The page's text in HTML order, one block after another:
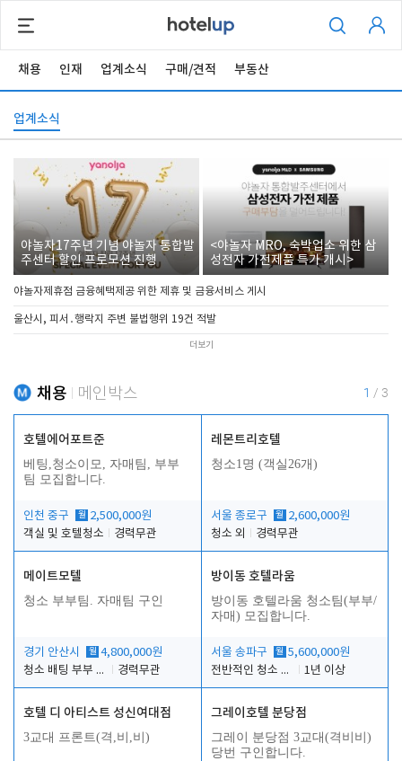
채용 인재 업계소식 구매/견적 부동산
업계소식
야놀자17주년 기념 야놀자 통합발
주센터 할인 프로모션 진행
<야놀자 MRO, 숙박업소 위한 삼
성전자 가전제품 특가 개시>
야놀자제휴점 금융혜택제공 위한 제휴 및 금융서비스 게시
울산시, 피서․행락지 주변 불법행위 19건 적발
더보기
채용 메인박스 1 / 3
호텔에어포트준
베팅,청소이모, 자매팀, 부부
팀 모집합니다.
인천 중구 월 2,500,000원
객실 및 호텔청소
경력무관
레몬트리호텔
청소1명 (객실26개)
서울 종로구 월 2,600,000원
청소 외
경력무관
메이트모텔
청소 부부팀. 자매팀 구인
경기 안산시 월 4,800,000원
청소 배팅 부부 구합니다
경력무관
방이동 호텔라움
방이동 호텔라움 청소팀(부부/
자매) 모집합니다.
서울 송파구 월 5,600,000원
전반적인 청소 업무(객실청소.객실정리)
1년 이상
호텔 디 아티스트 성신여대점
3교대 프론트(격,비,비)
그레이호텔 분당점
그레이 분당점 3교대(격비비)
당번 구인합니다.